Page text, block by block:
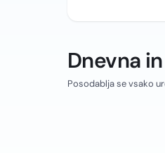
Dnevna
Posodablja se vsako